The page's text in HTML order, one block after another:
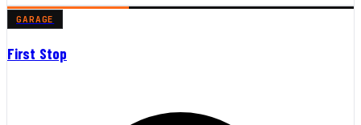
GARAGE
First Stop